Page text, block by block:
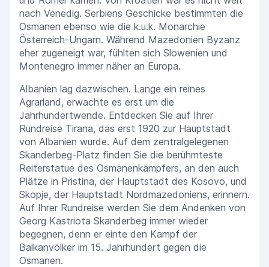
nach Venedig. Serbiens Geschicke bestimmten die
Osmanen ebenso wie die k.u.k. Monarchie
Österreich-Ungarn. Während Mazedonien Byzanz
eher zugeneigt war, fühlten sich Slowenien und
Montenegro immer näher an Europa.
Albanien lag dazwischen. Lange ein reines
Agrarland, erwachte es erst um die
Jahrhundertwende. Entdecken Sie auf Ihrer
Rundreise Tirana, das erst 1920 zur Hauptstadt
von Albanien wurde. Auf dem zentralgelegenen
Skanderbeg-Platz finden Sie die berühmteste
Reiterstatue des Osmanenkämpfers, an den auch
Plätze in Pristina, der Hauptstadt des Kosovo, und
Skopje, der Hauptstadt Nordmazedoniens, erinnern.
Auf Ihrer Rundreise werden Sie dem Andenken von
Georg Kastriota Skanderbeg immer wieder
begegnen, denn er einte den Kampf der
Balkanvölker im 15. Jahrhundert gegen die
Osmanen.